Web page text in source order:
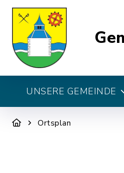
UNSERE GEMEINDE
Ortsplan